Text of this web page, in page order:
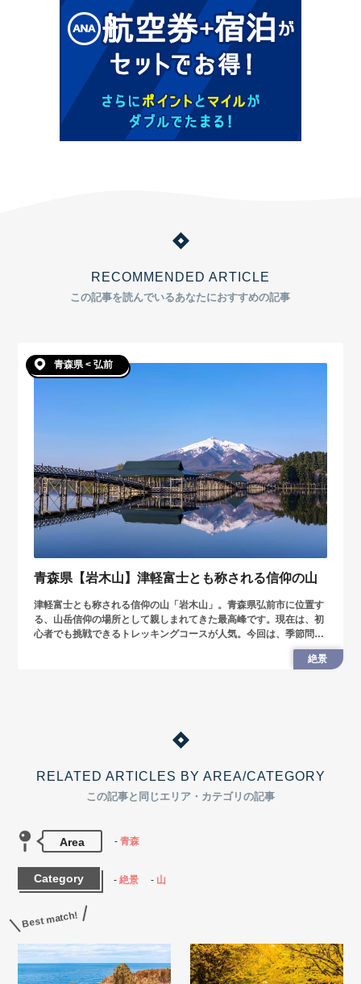
RECOMMENDED ARTICLE
この記事を読んでいるあなたにおすすめの記事
青森県 < 弘前
青森県【岩木山】津軽富士とも称される信仰の山
津軽富士とも称される信仰の山「岩木山」。青森県弘前市に位置す
る、山岳信仰の場所として親しまれてきた最高峰です。現在は、初
心者でも挑戦できるトレッキングコースが人気。今回は、季節問わ
絶景
RELATED ARTICLES BY AREA/CATEGORY
この記事と同じエリア・カテゴリの記事
Area 青森
Category 絶景 山
Best match!